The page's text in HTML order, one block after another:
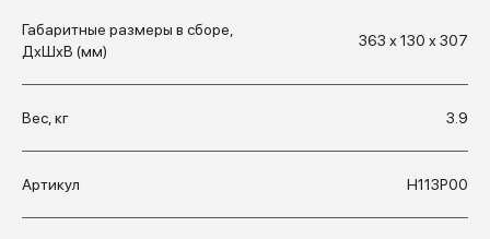
Габаритные размеры в сборе,
ДхШхВ (мм)
363 х 130 х 307
Вес, кг 3.9
Артикул Н113Р00